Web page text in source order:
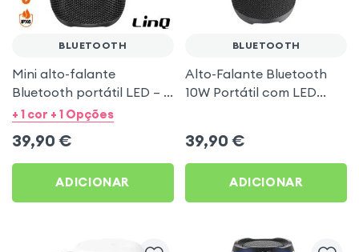
BLUETOOTH
Mini alto-falante
Bluetooth portátil LED – à
prova d’água IPX6 – LinQ
+ 1 cor + 1 Opções
39,90 €
ADICIONAR
BLUETOOTH
Alto-Falante Bluetooth
10W Portátil com LED
39,90 €
ADICIONAR